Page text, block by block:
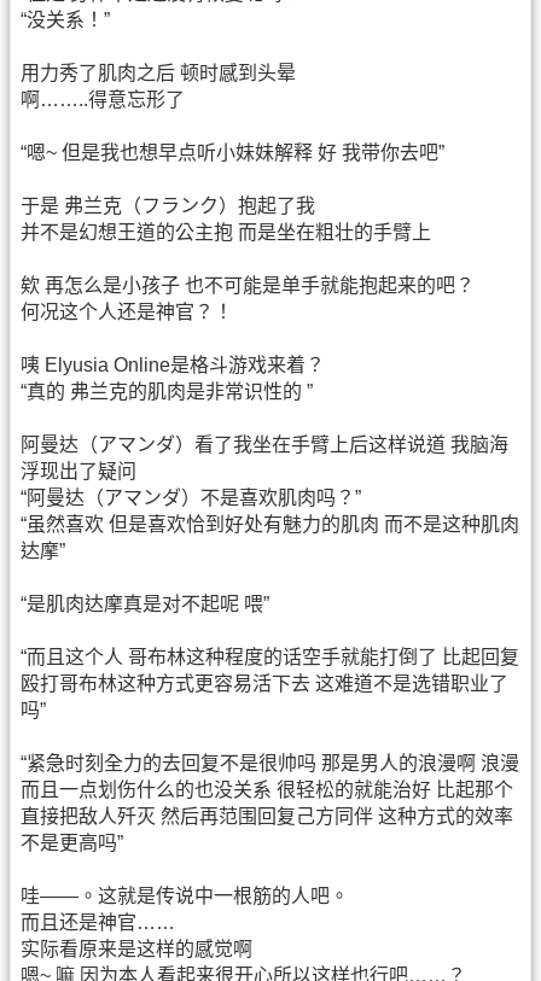
“没关系！”
用力秀了肌肉之后 顿时感到头晕
啊……..得意忘形了
“嗯~ 但是我也想早点听小妹妹解释 好 我带你去吧”
于是 弗兰克（フランク）抱起了我
并不是幻想王道的公主抱 而是坐在粗壮的手臂上
欸 再怎么是小孩子 也不可能是单手就能抱起来的吧？
何况这个人还是神官？！
咦 Elyusia Online是格斗游戏来着？
“真的 弗兰克的肌肉是非常识性的 ”
阿曼达（アマンダ）看了我坐在手臂上后这样说道 我脑海
浮现出了疑问
“阿曼达（アマンダ）不是喜欢肌肉吗？”
“虽然喜欢 但是喜欢恰到好处有魅力的肌肉 而不是这种肌肉
达摩”
“是肌肉达摩真是对不起呢 喂”
“而且这个人 哥布林这种程度的话空手就能打倒了 比起回复
殴打哥布林这种方式更容易活下去 这难道不是选错职业了
吗”
“紧急时刻全力的去回复不是很帅吗 那是男人的浪漫啊 浪漫
而且一点划伤什么的也没关系 很轻松的就能治好 比起那个
直接把敌人歼灭 然后再范围回复己方同伴 这种方式的效率
不是更高吗”
哇——。这就是传说中一根筋的人吧。
而且还是神官……
实际看原来是这样的感觉啊
嗯~ 嘛 因为本人看起来很开心所以这样也行吧……？